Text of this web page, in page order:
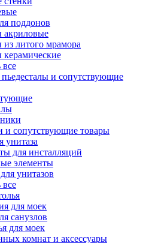
поддонов
литого мрамора
все
и сопутствующие
и сопутствующие товары
унитаза
для инсталляций
элементы
унитазов
все
для моек
санузлов
для моек
комнат и аксессуары